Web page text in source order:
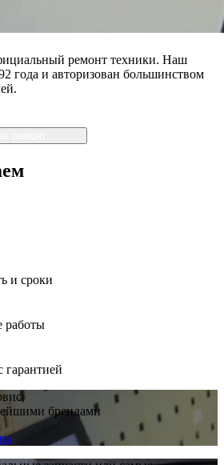
ремонт техники. Наш
года и авторизован большинством
и сроки
работы
брендами